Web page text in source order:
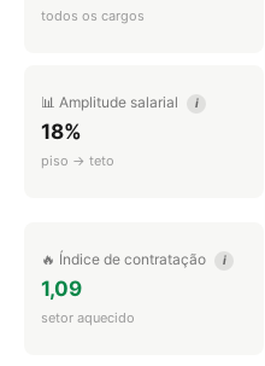
todos os cargos
📊 Amplitude salarial i
18%
piso → teto
🔥 Índice de contratação i
1,09
setor aquecido